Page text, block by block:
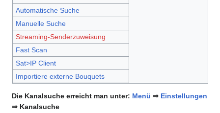
Automatische Suche
Manuelle Suche
Streaming-Senderzuweisung
Fast Scan
Sat>IP Client
Importiere externe Bouquets
Die Kanalsuche erreicht man unter: Menü ⇒ Einstellungen
⇒ Kanalsuche